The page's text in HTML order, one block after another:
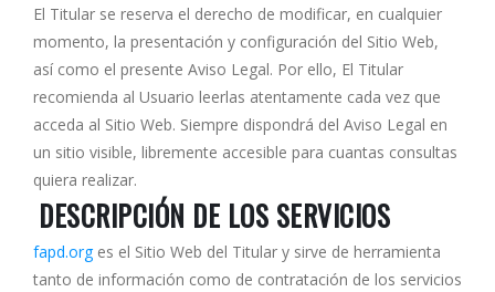
El Titular se reserva el derecho de modificar, en cualquier
momento, la presentación y configuración del Sitio Web,
así como el presente Aviso Legal. Por ello, El Titular
recomienda al Usuario leerlas atentamente cada vez que
acceda al Sitio Web. Siempre dispondrá del Aviso Legal en
un sitio visible, libremente accesible para cuantas consultas
quiera realizar.
DESCRIPCIÓN DE LOS SERVICIOS
fapd.orges el Sitio Web del Titular y sirve de herramienta
tanto de información como de contratación de los servicios